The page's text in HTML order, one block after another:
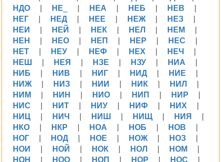
НДО
| НЕ_ | НЕА | НЕБ | НЕВ
|
НЕГ
| НЕД | НЕЕ | НЕЖ | НЕЗ
|
НЕИ
| НЕЙ | НЕК | НЕЛ | НЕМ
|
НЕН
| НЕО | НЕП | НЕР | НЕС
|
НЕТ
| НЕУ | НЕФ | НЕХ | НЕЧ
|
НЕШ
| НЕЯ | НЗЕ | НЗУ | НИА
|
НИБ
| НИВ | НИГ | НИД | НИЕ
|
НИЖ
| НИЗ | НИИ | НИК | НИЛ
|
НИМ
| НИН | НИО | НИП | НИР
|
НИС
| НИТ | НИУ | НИФ | НИХ
|
НИЦ
| НИЧ | НИШ | НИЩ | НИЯ
|
НКО
| НКР | НОА | НОБ | НОВ
|
НОГ
| НОД | НОЕ | НОЖ | НОЗ
|
НОИ
| НОЙ | НОК | НОЛ | НОМ
|
НОН
| НОО | НОП | НОР | НОС |